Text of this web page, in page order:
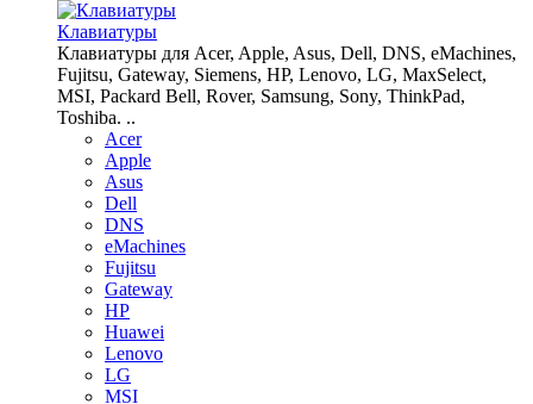
Клавиатуры
Клавиатуры для Acer, Apple, Asus, Dell, DNS, eMachines,
Fujitsu, Gateway, Siemens, HP, Lenovo, LG, MaxSelect,
MSI, Packard Bell, Rover, Samsung, Sony, ThinkPad,
Toshiba. ..
Acer
Apple
Asus
Dell
DNS
eMachines
Fujitsu
Gateway
HP
Huawei
Lenovo
LG
MSI